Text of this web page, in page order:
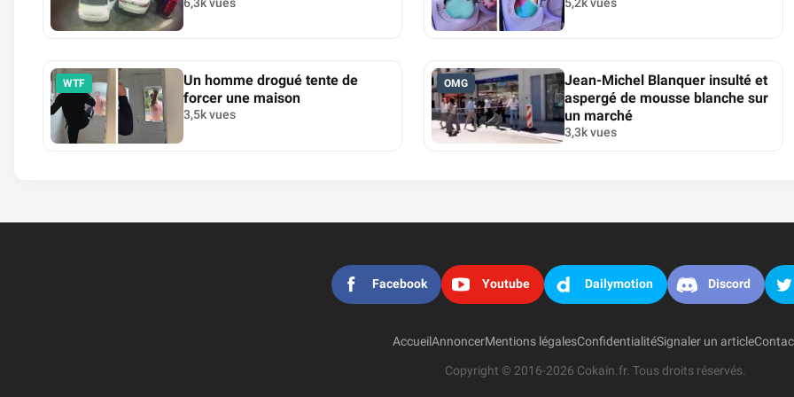
WTF
Un homme drogué tente de
forcer une maison
3,5k vues
OMG
Jean-Michel Blanquer insulté et
aspergé de mousse blanche sur
un marché
3,3k vues
Facebook Youtube Dailymotion Discord
AccueilAnnoncerMentions légalesConfidentialitéSignaler un article
Copyright © 2016-2026 Cokain.fr. Tous droits réservés.